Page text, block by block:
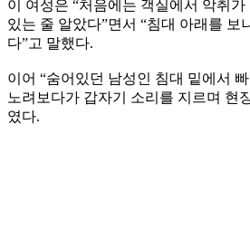
이 여성은 “처음에는 객실에서 악취
있는 줄 알았다”면서 “침대 아래를 보
다”고 말했다.
이어 “숨어있던 남성인 침대 밑에서
노려보다가 갑자기 소리를 지르며 현
였다.